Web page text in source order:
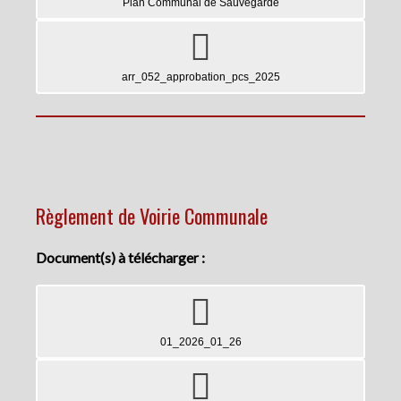
Plan Communal de Sauvegarde
arr_052_approbation_pcs_2025
Règlement de Voirie Communale
Document(s) à télécharger :
01_2026_01_26